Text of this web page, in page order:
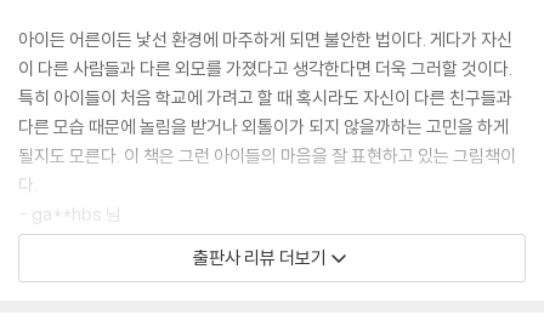
아이든 어른이든 낯선 환경에 마주하게 되면 불안한 법이다. 게다가 자신
이 다른 사람들과 다른 외모를 가졌다고 생각한다면 더욱 그러할 것이다.
특히 아이들이 처음 학교에 가려고 할 때 혹시라도 자신이 다른 친구들과
다른 모습 때문에 놀림을 받거나 외톨이가 되지 않을까하는 고민을 하게
될지도 모른다. 이 책은 그런 아이들의 마음을 잘 표현하고 있는 그림책이
다.
- ga**hbs 님
〈미니 미니〉시리즈는 또래 아이들 보다 키가 훨씬 크고, 두 살 터울인 오빠
출판사 리뷰 더보기